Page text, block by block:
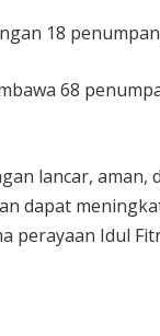
18
68
lancar,
dapat
perayaan Idul